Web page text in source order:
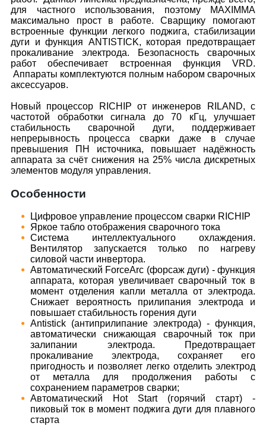
для частного использования, поэтому MAXIMMA
максимально прост в работе. Cварщику помогают
встроенные функции легкого поджига, стабилизации
дуги и функция ANTISTICK, которая предотвращает
прокаливание электрода. Безопасность сварочных
работ обеспечивает встроенная функция VRD.
Аппараты комплектуются полным набором сварочных
аксессуаров.
Новый процессор RICHIP от инженеров RILAND, с
частотой обработки сигнала до 70 кГц, улучшает
стабильность сварочной дуги, поддерживает
непрерывность процесса сварки даже в случае
превышения ПН источника, повышает надёжность
аппарата за счёт снижения на 25% числа дискретных
элементов модуля управления.
Особенности
Цифровое управление процессом сварки RICHIP
Яркое табло отображения сварочного тока
Система интеллектуального охлаждения.
Вентилятор запускается только по нагреву
силовой части инвертора.
Автоматический ForceArc (форсаж дуги) - функция
аппарата, которая увеличивает сварочный ток в
момент отделения капли металла от электрода.
Снижает вероятность прилипания электрода и
повышает стабильность горения дуги
Antistick (антиприлипание электрода) - функция,
автоматически снижающая сварочный ток при
залипании электрода. Предотвращает
прокаливание электрода, сохраняет его
пригодность и позволяет легко отделить электрод
от металла для продолжения работы с
сохранением параметров сварки;
Автоматический Hot Start (горячий старт) -
пиковый ток в момент поджига дуги для плавного
старта